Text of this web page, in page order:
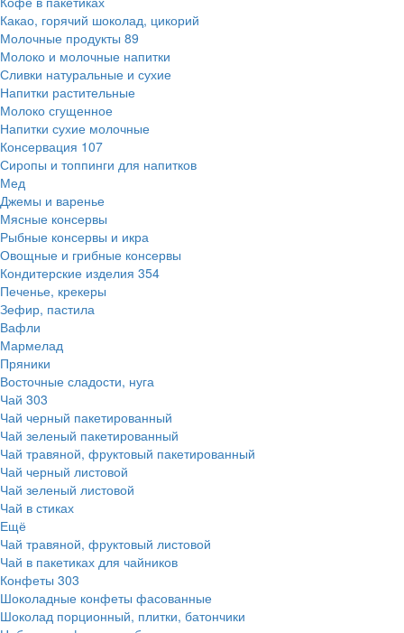
Какао, горячий шоколад, цикорий
Молочные продукты 89
Молоко и молочные напитки
Сливки натуральные и сухие
Напитки растительные
Молоко сгущенное
Напитки сухие молочные
Консервация 107
Сиропы и топпинги для напитков
Мед
Джемы и варенье
Мясные консервы
Рыбные консервы и икра
Овощные и грибные консервы
Кондитерские изделия 354
Печенье, крекеры
Зефир, пастила
Вафли
Мармелад
Пряники
Восточные сладости, нуга
Чай 303
Чай черный пакетированный
Чай зеленый пакетированный
Чай травяной, фруктовый пакетированный
Чай черный листовой
Чай зеленый листовой
Чай в стиках
Ещё
Чай травяной, фруктовый листовой
Чай в пакетиках для чайников
Конфеты 303
Шоколадные конфеты фасованные
Шоколад порционный, плитки, батончики